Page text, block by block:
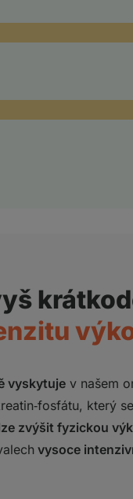
vyskytuje v našem
který
zvýšit fyzickou
vysoce